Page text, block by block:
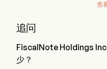
查
追问
FiscalNote Holdings
少？